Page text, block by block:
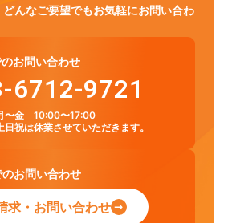
どんなご要望でもお気軽にお問い合わ
お問い合わせ
6712-9721
〜金 10:00〜17:00
日祝は休業させていただきます。
のお問い合わせ
求・お問い合わせ